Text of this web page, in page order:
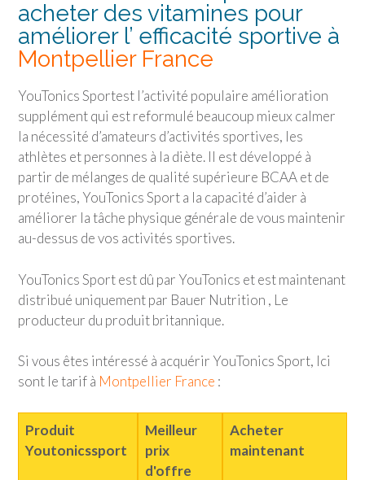
acheter des vitamines pour
améliorer l’ efficacité sportive à
Montpellier France
YouTonics Sportest l’activité populaire amélioration
supplément qui est reformulé beaucoup mieux calmer
la nécessité d’amateurs d’activités sportives, les
athlètes et personnes à la diète. Il est développé à
partir de mélanges de qualité supérieure BCAA et de
protéines, YouTonics Sporta la capacité d’aider à
améliorer la tâche physique générale de vous maintenir
au-dessus de vos activités sportives.
YouTonics Sportest dû par YouTonics et est maintenant
distribué uniquement par Bauer Nutrition , Le
producteur du produit britannique.
Si vous êtes intéressé à acquérir YouTonics Sport, Ici
sont le tarif à Montpellier France :
Produit
Youtonicssport
Meilleur
prix
d'offre
Acheter
maintenant